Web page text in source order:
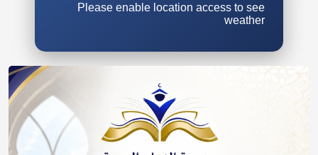
Please enable location access to see
weather